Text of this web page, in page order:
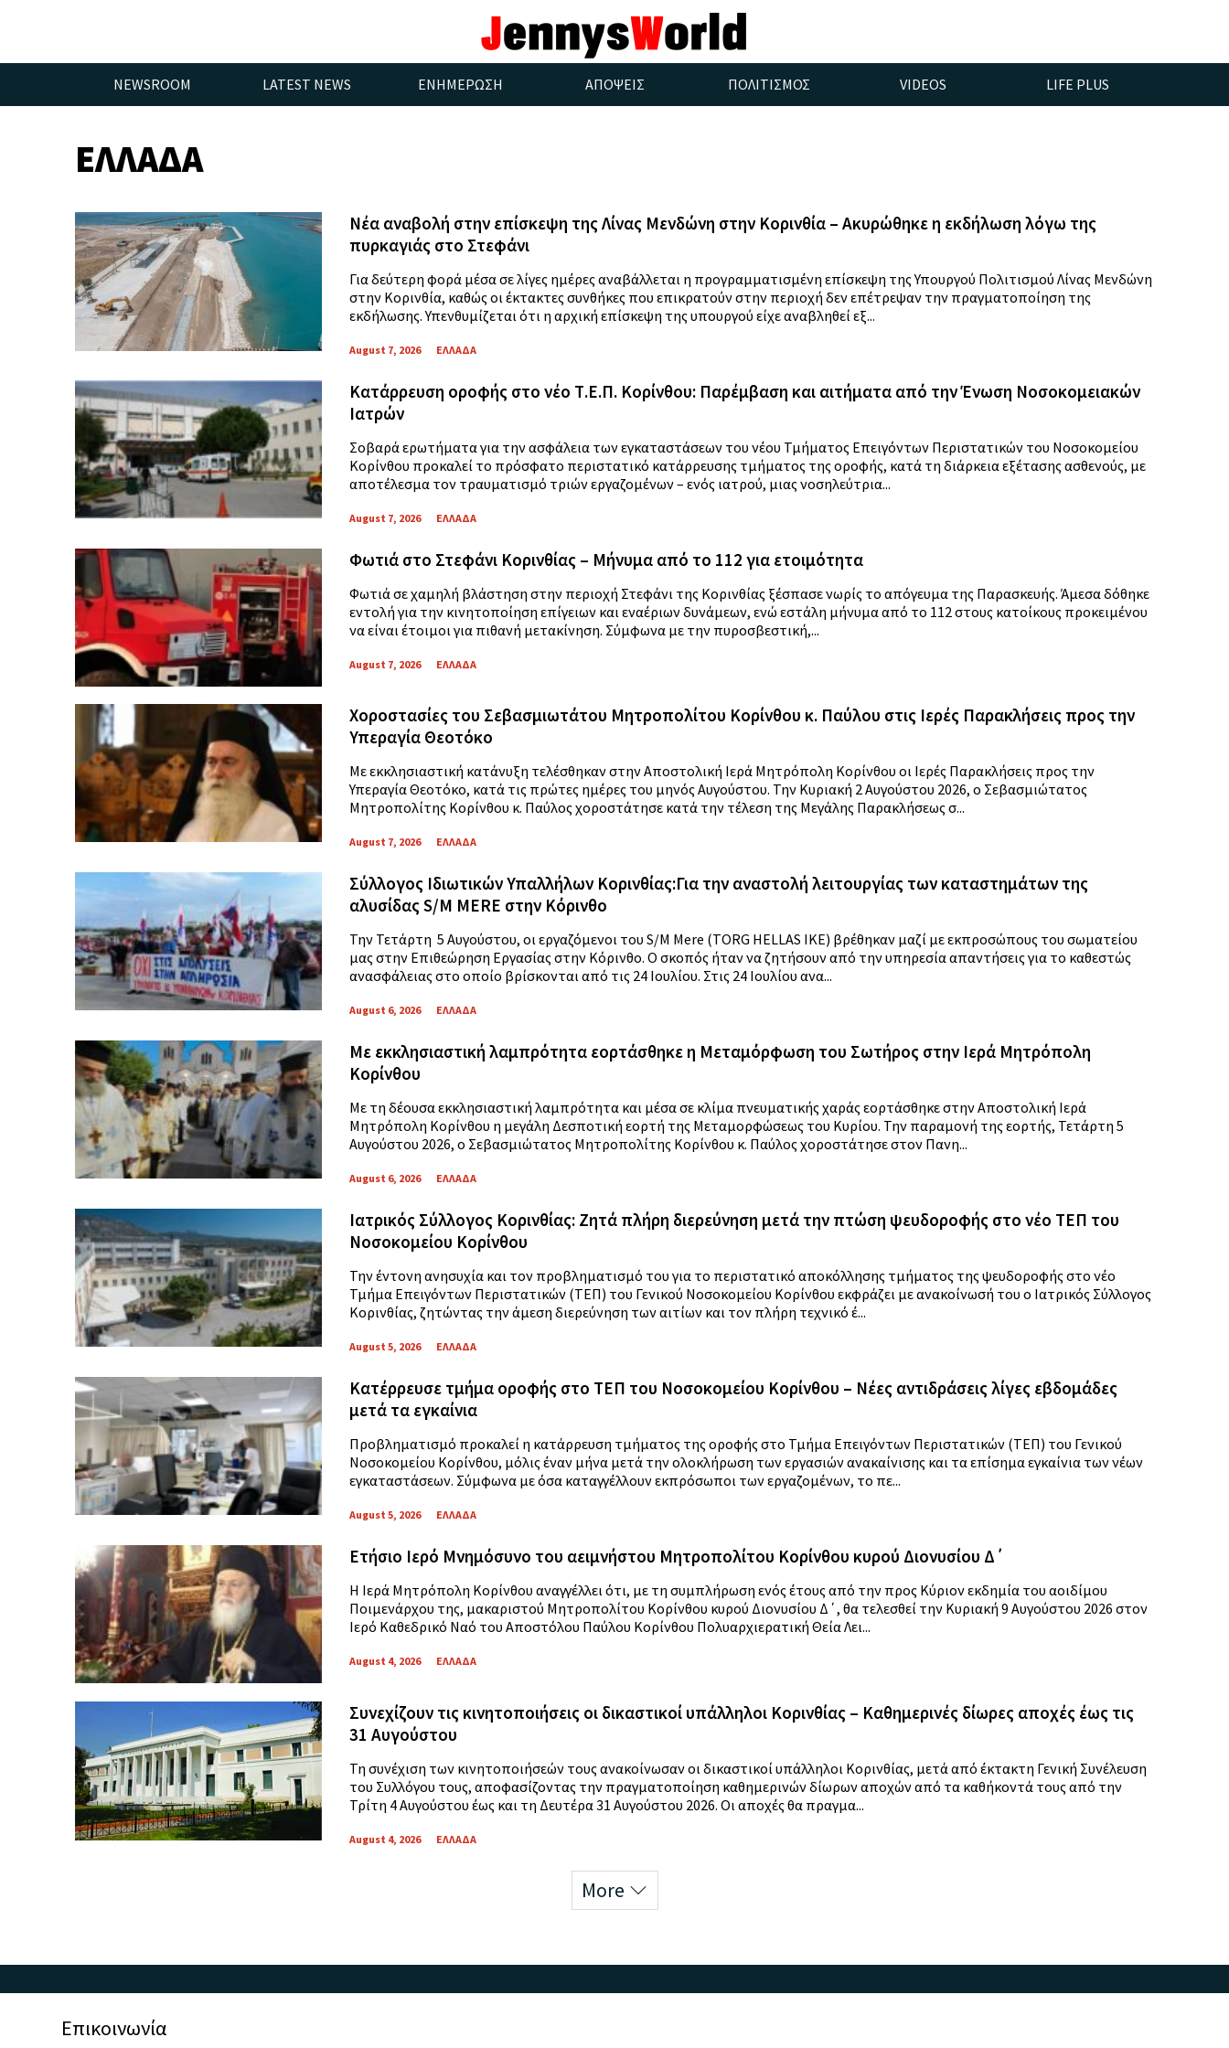
NEWSROOM LATEST NEWS ΕΝΗΜΕΡΩΣΗ ΑΠΟΨΕΙΣ ΠΟΛΙΤΙΣΜΟΣ VIDEOS LIFE PLUS
ΕΛΛΑΔΑ
Νέα αναβολή στην επίσκεψη της Λίνας Μενδώνη στην Κορινθία – Ακυρώθηκε η εκδήλωση λόγω της
πυρκαγιάς στο Στεφάνι
Για δεύτερη φορά μέσα σε λίγες ημέρες αναβάλλεται η προγραμματισμένη επίσκεψη της Υπουργού Πολιτισμού Λίνας Μενδώνη
στην Κορινθία, καθώς οι έκτακτες συνθήκες που επικρατούν στην περιοχή δεν επέτρεψαν την πραγματοποίηση της
εκδήλωσης. Υπενθυμίζεται ότι η αρχική επίσκεψη της υπουργού είχε αναβληθεί εξ...
August 7, 2026 ΕΛΛΑΔΑ
Κατάρρευση οροφής στο νέο Τ.Ε.Π. Κορίνθου: Παρέμβαση και αιτήματα από την Ένωση Νοσοκομειακών
Ιατρών
Σοβαρά ερωτήματα για την ασφάλεια των εγκαταστάσεων του νέου Τμήματος Επειγόντων Περιστατικών του Νοσοκομείου
Κορίνθου προκαλεί το πρόσφατο περιστατικό κατάρρευσης τμήματος της οροφής, κατά τη διάρκεια εξέτασης ασθενούς, με
αποτέλεσμα τον τραυματισμό τριών εργαζομένων – ενός ιατρού, μιας νοσηλεύτρια...
August 7, 2026 ΕΛΛΑΔΑ
Φωτιά στο Στεφάνι Κορινθίας – Μήνυμα από το 112 για ετοιμότητα
Φωτιά σε χαμηλή βλάστηση στην περιοχή Στεφάνι της Κορινθίας ξέσπασε νωρίς το απόγευμα της Παρασκευής. Άμεσα δόθηκε
εντολή για την κινητοποίηση επίγειων και εναέριων δυνάμεων, ενώ εστάλη μήνυμα από το 112 στους κατοίκους προκειμένου
να είναι έτοιμοι για πιθανή μετακίνηση. Σύμφωνα με την πυροσβεστική,...
August 7, 2026 ΕΛΛΑΔΑ
Χοροστασίες του Σεβασμιωτάτου Μητροπολίτου Κορίνθου κ. Παύλου στις Ιερές Παρακλήσεις προς την
Υπεραγία Θεοτόκο
Με εκκλησιαστική κατάνυξη τελέσθηκαν στην Αποστολική Ιερά Μητρόπολη Κορίνθου οι Ιερές Παρακλήσεις προς την
Υπεραγία Θεοτόκο, κατά τις πρώτες ημέρες του μηνός Αυγούστου. Την Κυριακή 2 Αυγούστου 2026, ο Σεβασμιώτατος
Μητροπολίτης Κορίνθου κ. Παύλος χοροστάτησε κατά την τέλεση της Μεγάλης Παρακλήσεως σ...
August 7, 2026 ΕΛΛΑΔΑ
Σύλλογος Ιδιωτικών Υπαλλήλων Κορινθίας:Για την αναστολή λειτουργίας των καταστημάτων της
αλυσίδας S/M MERE στην Κόρινθο
Την Τετάρτη 5 Αυγούστου, οι εργαζόμενοι του S/M Mere (TORG HELLAS ΙΚΕ) βρέθηκαν μαζί με εκπροσώπους του σωματείου
μας στην Επιθεώρηση Εργασίας στην Κόρινθο. Ο σκοπός ήταν να ζητήσουν από την υπηρεσία απαντήσεις για το καθεστώς
ανασφάλειας στο οποίο βρίσκονται από τις 24 Ιουλίου. Στις 24 Ιουλίου ανα...
August 6, 2026 ΕΛΛΑΔΑ
Με εκκλησιαστική λαμπρότητα εορτάσθηκε η Μεταμόρφωση του Σωτήρος στην Ιερά Μητρόπολη
Κορίνθου
Με τη δέουσα εκκλησιαστική λαμπρότητα και μέσα σε κλίμα πνευματικής χαράς εορτάσθηκε στην Αποστολική Ιερά
Μητρόπολη Κορίνθου η μεγάλη Δεσποτική εορτή της Μεταμορφώσεως του Κυρίου. Την παραμονή της εορτής, Τετάρτη 5
Αυγούστου 2026, ο Σεβασμιώτατος Μητροπολίτης Κορίνθου κ. Παύλος χοροστάτησε στον Πανη...
August 6, 2026 ΕΛΛΑΔΑ
Ιατρικός Σύλλογος Κορινθίας: Ζητά πλήρη διερεύνηση μετά την πτώση ψευδοροφής στο νέο ΤΕΠ του
Νοσοκομείου Κορίνθου
Την έντονη ανησυχία και τον προβληματισμό του για το περιστατικό αποκόλλησης τμήματος της ψευδοροφής στο νέο
Τμήμα Επειγόντων Περιστατικών (ΤΕΠ) του Γενικού Νοσοκομείου Κορίνθου εκφράζει με ανακοίνωσή του ο Ιατρικός Σύλλογος
Κορινθίας, ζητώντας την άμεση διερεύνηση των αιτίων και τον πλήρη τεχνικό έ...
August 5, 2026 ΕΛΛΑΔΑ
Κατέρρευσε τμήμα οροφής στο ΤΕΠ του Νοσοκομείου Κορίνθου – Νέες αντιδράσεις λίγες εβδομάδες
μετά τα εγκαίνια
Προβληματισμό προκαλεί η κατάρρευση τμήματος της οροφής στο Τμήμα Επειγόντων Περιστατικών (ΤΕΠ) του Γενικού
Νοσοκομείου Κορίνθου, μόλις έναν μήνα μετά την ολοκλήρωση των εργασιών ανακαίνισης και τα επίσημα εγκαίνια των νέων
εγκαταστάσεων. Σύμφωνα με όσα καταγγέλλουν εκπρόσωποι των εργαζομένων, το πε...
August 5, 2026 ΕΛΛΑΔΑ
Ετήσιο Ιερό Μνημόσυνο του αειμνήστου Μητροπολίτου Κορίνθου κυρού Διονυσίου Δ΄
Η Ιερά Μητρόπολη Κορίνθου αναγγέλλει ότι, με τη συμπλήρωση ενός έτους από την προς Κύριον εκδημία του αοιδίμου
Ποιμενάρχου της, μακαριστού Μητροπολίτου Κορίνθου κυρού Διονυσίου Δ΄, θα τελεσθεί την Κυριακή 9 Αυγούστου 2026 στον
Ιερό Καθεδρικό Ναό του Αποστόλου Παύλου Κορίνθου Πολυαρχιερατική Θεία Λει...
August 4, 2026 ΕΛΛΑΔΑ
Συνεχίζουν τις κινητοποιήσεις οι δικαστικοί υπάλληλοι Κορινθίας – Καθημερινές δίωρες αποχές έως τις
31 Αυγούστου
Τη συνέχιση των κινητοποιήσεών τους ανακοίνωσαν οι δικαστικοί υπάλληλοι Κορινθίας, μετά από έκτακτη Γενική Συνέλευση
του Συλλόγου τους, αποφασίζοντας την πραγματοποίηση καθημερινών δίωρων αποχών από τα καθήκοντά τους από την
Τρίτη 4 Αυγούστου έως και τη Δευτέρα 31 Αυγούστου 2026. Οι αποχές θα πραγμα...
August 4, 2026 ΕΛΛΑΔΑ
More
Επικοινωνία